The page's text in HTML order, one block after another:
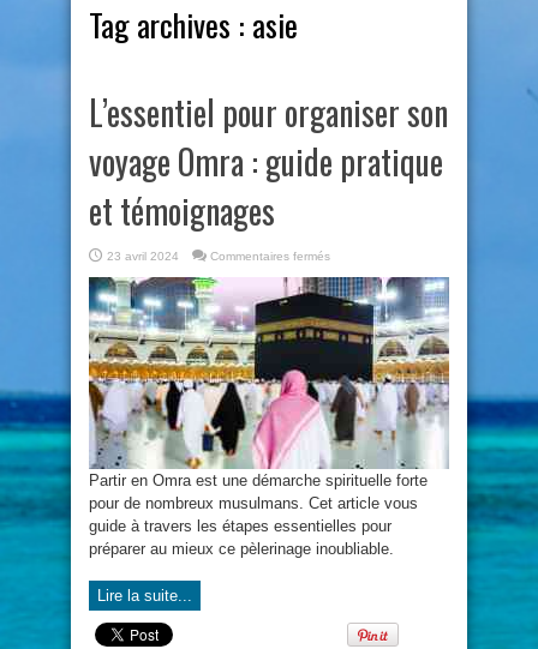
Tag archives : asie
L’essentiel pour organiser son
voyage Omra : guide pratique
et témoignages
23 avril 2024 Commentaires fermés
pour
organiser
son
voyage
Omra
:
pratique
et
témoignages
Partir en Omra est une démarche spirituelle forte
pour de nombreux musulmans. Cet article vous
guide à travers les étapes essentielles pour
préparer au mieux ce pèlerinage inoubliable.
Lire la suite...